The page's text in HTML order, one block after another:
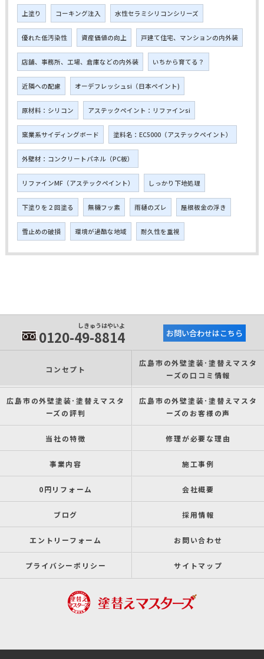
上塗り コーキング注入 水性セラミシリコンシリーズ
優れた低汚染性 資産価値の向上 戸建て住宅、マンションの内外装
店舗、事務所、工場、倉庫などの内外装 いちから育てる？
近隣への配慮 オーデフレッシュsi（日本ペイント)
原材料：シリコン アステックペイント：リファインsi
窯業系サイディングボード 塗料名：EC5000（アステックペイント）
外壁材：コンクリートパネル（PC板）
リファインMF（アステックペイント） しっかり下地処理
下塗りを２回塗る 無機フッ素 雨樋のズレ 屋根板金の浮き
雪止めの破損 環境が過酷な地域 耐久性を重視
しきゅうはやいよ
0120-49-8814 お問い合わせはこちら
コンセプト
広島市の外壁塗装･塗替えマスタ
ーズの口コミ情報
広島市の外壁塗装･塗替えマスタ
ーズの評判
広島市の外壁塗装･塗替えマスタ
ーズのお客様の声
当社の特徴 修理が必要な理由
事業内容 施工事例
0円リフォーム 会社概要
ブログ 採用情報
エントリーフォーム お問い合わせ
プライバシーポリシー サイトマップ